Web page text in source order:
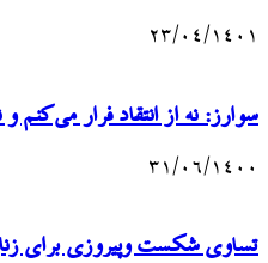
۲۳/۰۴/۱۴۰۱
سوارز: نه از انتقاد فرار می‌کنم
۳۱/۰۶/۱۴۰۰
تساوی شکست وپیروزی برای